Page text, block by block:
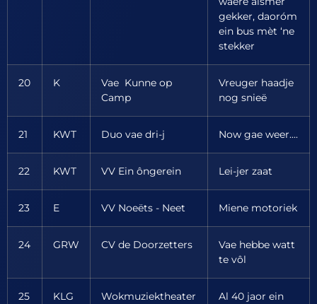
gekker, daoróm
ein bus mèt ‘ne
stekker
20 K
Vae Kunne op
Camp
Vreuger haadje
nog snieë
21 KWT Duo vae dri-j Now gae weer....
22 KWT VV Ein ôngerein Lei-jer zaat
23 E VV Noeëts - Neet Miene motoriek
24 GRW CV de Doorzetters
Vae hebbe watt
te vôl
25 KLG Wokmuziektheater
Al 40 jaor ein